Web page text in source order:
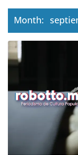
Month: